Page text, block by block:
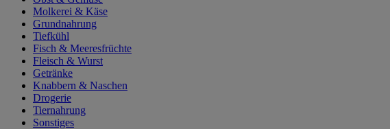
Molkerei & Käse
Grundnahrung
Tiefkühl
Fisch & Meeresfrüchte
Fleisch & Wurst
Getränke
Knabbern & Naschen
Drogerie
Tiernahrung
Sonstiges